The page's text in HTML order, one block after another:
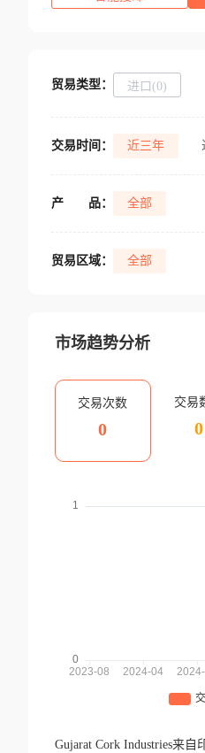
贸易类型： 进口(0)
交易时间： 近三年
产 品： 全部
贸易区域： 全部
市场趋势分析
交易次数
0
交易
0
Gujarat Cork Industries来自